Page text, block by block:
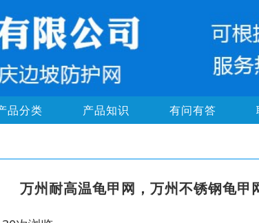
品分类 产品知识 有问有答
万州耐高温龟甲网，万州不锈钢龟甲